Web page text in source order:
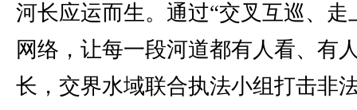
河长应运而生。通过“交叉互巡、走
网络，让每一段河道都有人看、有
长，交界水域联合执法小组打击非